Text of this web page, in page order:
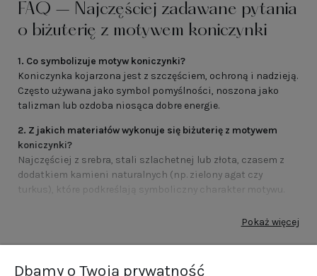
FAQ – Najczęściej zadawane pytania
o biżuterię z motywem koniczynki
1. Co symbolizuje motyw koniczynki?
Koniczynka kojarzona jest z szczęściem, ochroną i nadzieją.
Często używana jako symbol pomyślności, noszona jako
talizman lub ozdoba niosąca dobre energie.
2. Z jakich materiałów wykonuje się biżuterię z motywem
koniczynki?
Najczęściej z srebra, stali szlachetnej lub złota, czasem z
dodatkiem kamieni naturalnych (np. zielony agat czy
turkus), które podkreślają symboliczny charakter motywu.
Tak – jest to uniwersalny i symboliczny upominek. Dobry na
urodziny, imieniny, rocznicę lub jako gest pamięci i życzeń
Pokaż więcej
Dbamy o Twoją prywatność